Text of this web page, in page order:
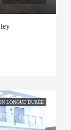
LONGUE DURÉE